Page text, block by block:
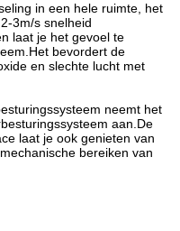
in een hele ruimte, het
3m/s snelheid
laat je het gevoel te
bevordert de
en slechte lucht met
neemt het
aan.De
laat je ook genieten van
bereiken van